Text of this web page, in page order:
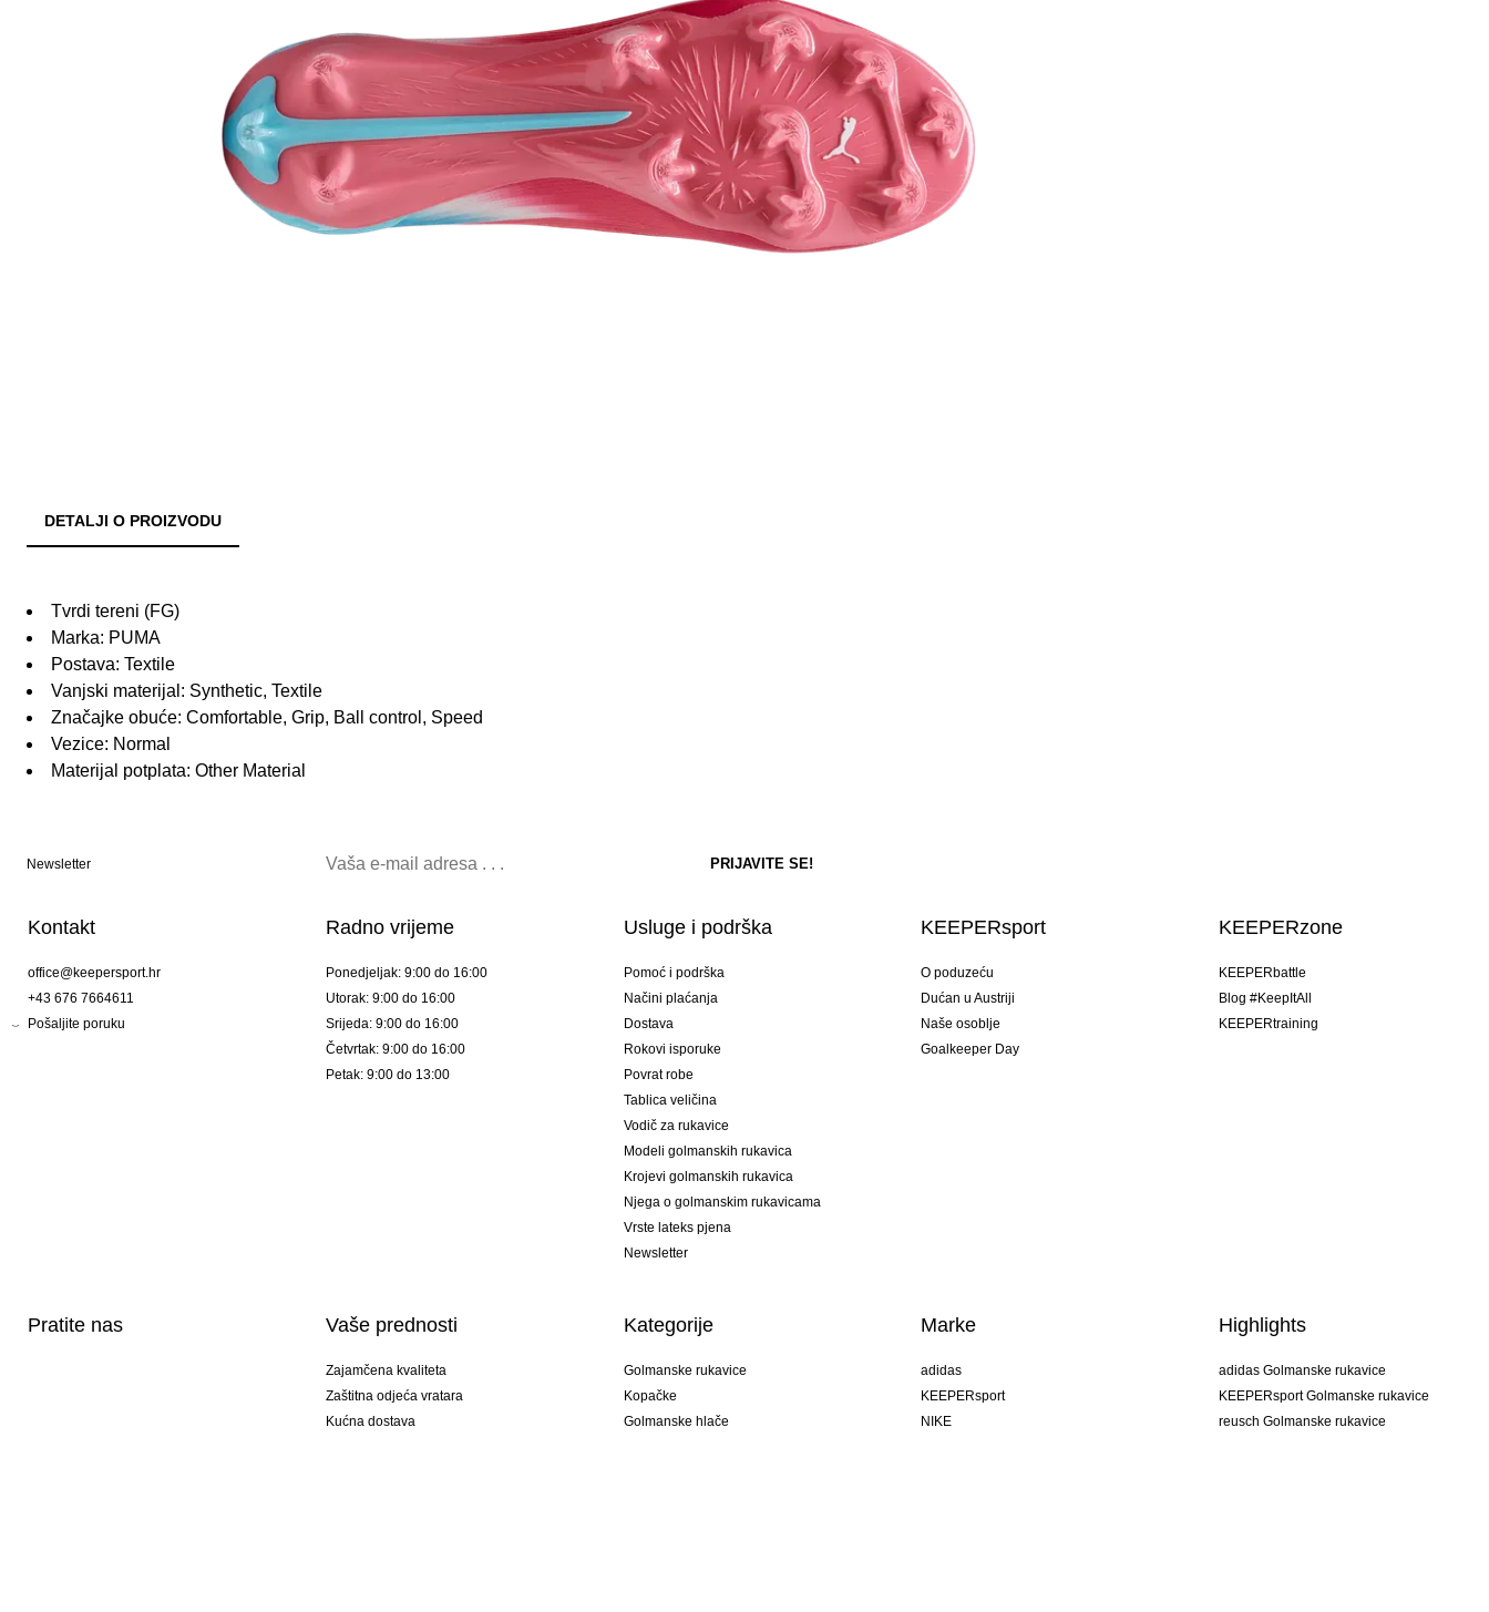
DETALJI O PROIZVODU
Tvrdi tereni (FG)
Marka: PUMA
Postava: Textile
Vanjski materijal: Synthetic, Textile
Značajke obuće: Comfortable, Grip, Ball control, Speed
Vezice: Normal
Materijal potplata: Other Material
Newsletter
Kontakt
office@keepersport.hr
+43 676 7664611
Pošaljite poruku
Radno vrijeme
Ponedjeljak: 9:00 do 16:00
Utorak: 9:00 do 16:00
Srijeda: 9:00 do 16:00
Četvrtak: 9:00 do 16:00
Petak: 9:00 do 13:00
Usluge i podrška
Pomoć i podrška
Načini plaćanja
Dostava
Rokovi isporuke
Povrat robe
Tablica veličina
Vodič za rukavice
Modeli golmanskih rukavica
Krojevi golmanskih rukavica
Njega o golmanskim rukavicama
Vrste lateks pjena
Newsletter
KEEPERsport
O poduzeću
Dućan u Austriji
Naše osoblje
Goalkeeper Day
KEEPERzone
KEEPERbattle
Blog #KeepItAll
KEEPERtraining
Pratite nas Vaše prednosti
Zajamčena kvaliteta
Zaštitna odjeća vratara
Kućna dostava
Kategorije
Golmanske rukavice
Kopačke
Golmanske hlače
Marke
adidas
KEEPERsport
NIKE
Highlights
adidas Golmanske rukavice
KEEPERsport Golmanske rukavice
reusch Golmanske rukavice